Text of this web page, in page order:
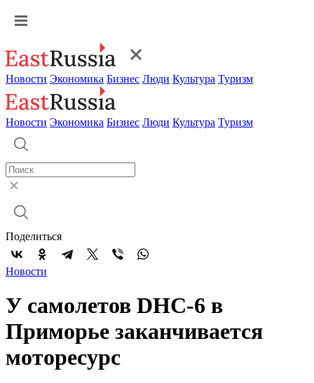
Новости Экономика Бизнес Люди Культура Туризм
Новости Экономика Бизнес Люди Культура Туризм
Поделиться
Новости
У самолетов DHC-6 в
Приморье заканчивается
моторесурс